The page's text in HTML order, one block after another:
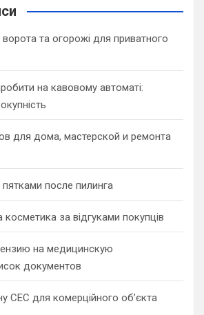
ворота та огорожі для приватного
на кавовому автоматі:
для дома, мастерской и ремонта
после пилинга
за відгуками покупців
на медицинскую
документов
СЕС для комерційного об’єкта